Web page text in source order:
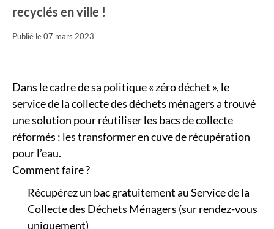
recyclés en ville !
Publié le07 mars 2023
Dans le cadre de sa politique « zéro déchet », le
service de la collecte des déchets ménagers a trouvé
une solution pour réutiliser les bacs de collecte
réformés : les transformer en cuve de récupération
pour l’eau.
Comment faire ?
Récupérez un bac gratuitement au Service de la
Collecte des Déchets Ménagers (sur rendez-vous
uniquement)